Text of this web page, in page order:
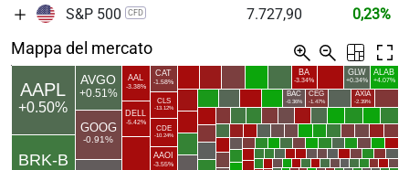
S&P 500
CFD 7.727,90 0,23%
Mappa del mercato